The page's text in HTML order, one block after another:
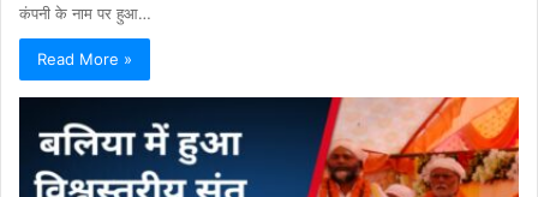
कंपनी के नाम पर हुआ…
Read More »